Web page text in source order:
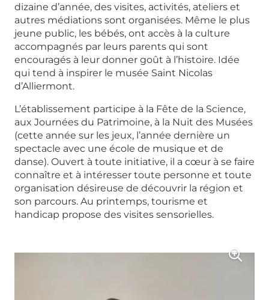
dizaine d’année, des visites, activités, ateliers et
autres médiations sont organisées. Même le plus
jeune public, les bébés, ont accès à la culture
accompagnés par leurs parents qui sont
encouragés à leur donner goût à l’histoire. Idée
qui tend à inspirer le musée Saint Nicolas
d’Alliermont.
L’établissement participe à la Fête de la Science,
aux Journées du Patrimoine, à la Nuit des Musées
(cette année sur les jeux, l’année dernière un
spectacle avec une école de musique et de
danse). Ouvert à toute initiative, il a cœur à se faire
connaître et à intéresser toute personne et toute
organisation désireuse de découvrir la région et
son parcours. Au printemps, tourisme et
handicap propose des visites sensorielles.